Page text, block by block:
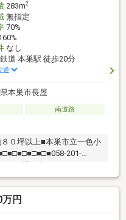
283m2
無指定
70%
なし
道 本巣駅 徒歩20分
通
本巣市長屋
南道路
０坪以上■本巣市立一色小
201-
にお問い合わせください！
色い車を見かけたことあ
！岐阜を知っている岐阜
い探しも建築も不動産の
1000件以上！
円